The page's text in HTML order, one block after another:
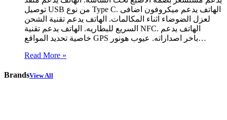
توصيل USB من نوع Type C. الهاتف يدعم ميكروفون اضافى
لعزل الضوضاء اثناء المكالمات. الهاتف يدعم تقنية الشحن
السريع للبطاريه. الهاتف يدعم تقنية NFC. الهاتف يدعم
خاصية تحديد المواقع GPS باخر اصداراته. عيوب هونور…
Read More »
BrandsView All